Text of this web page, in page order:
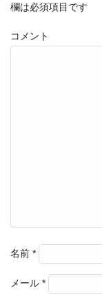
欄は必須項目です
コメント
名前 *
メール *